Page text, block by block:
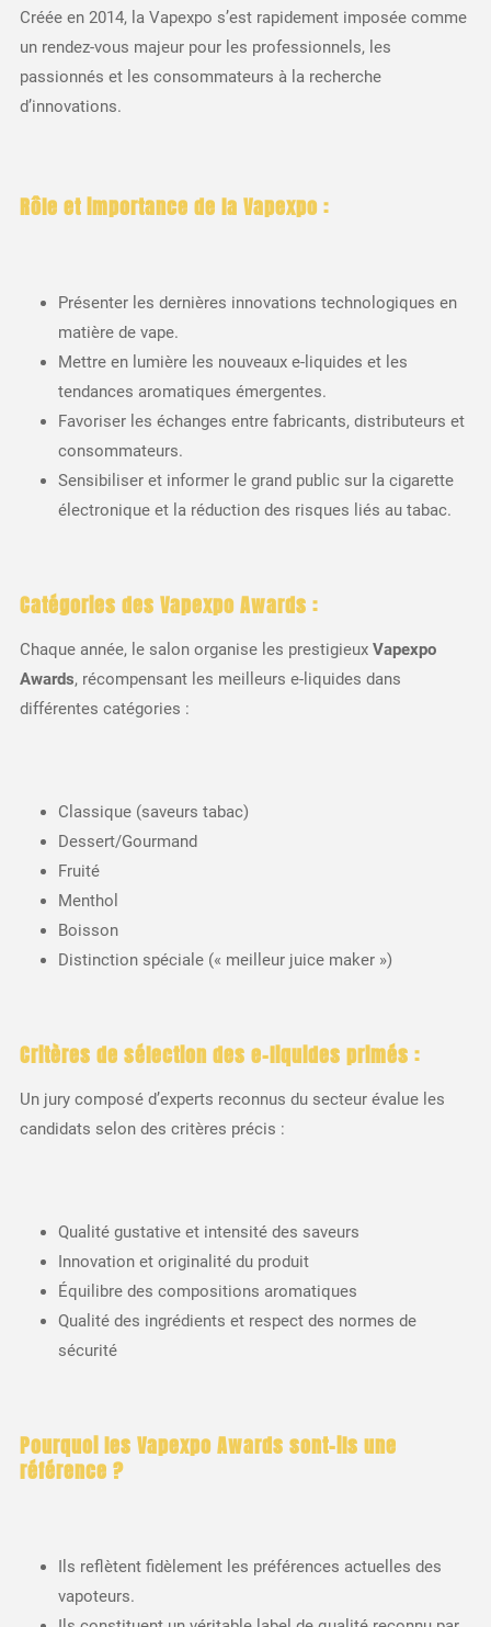
Créée en 2014, la Vapexpo s’est rapidement imposée comme
un rendez-vous majeur pour les professionnels, les
passionnés et les consommateurs à la recherche
d’innovations.
Rôle et importance de la Vapexpo :
Présenter les dernières innovations technologiques en
matière de vape.
Mettre en lumière les nouveaux e-liquides et les
tendances aromatiques émergentes.
Favoriser les échanges entre fabricants, distributeurs et
consommateurs.
Sensibiliser et informer le grand public sur la cigarette
électronique et la réduction des risques liés au tabac.
Catégories des Vapexpo Awards :
Chaque année, le salon organise les prestigieux Vapexpo
Awards, récompensant les meilleurs e-liquides dans
différentes catégories :
Classique (saveurs tabac)
Dessert/Gourmand
Fruité
Menthol
Boisson
Distinction spéciale (« meilleur juice maker »)
Critères de sélection des e-liquides primés :
Un jury composé d’experts reconnus du secteur évalue les
candidats selon des critères précis :
Qualité gustative et intensité des saveurs
Innovation et originalité du produit
Équilibre des compositions aromatiques
Qualité des ingrédients et respect des normes de
sécurité
Pourquoi les Vapexpo Awards sont-ils une
référence ?
Ils reflètent fidèlement les préférences actuelles des
vapoteurs.